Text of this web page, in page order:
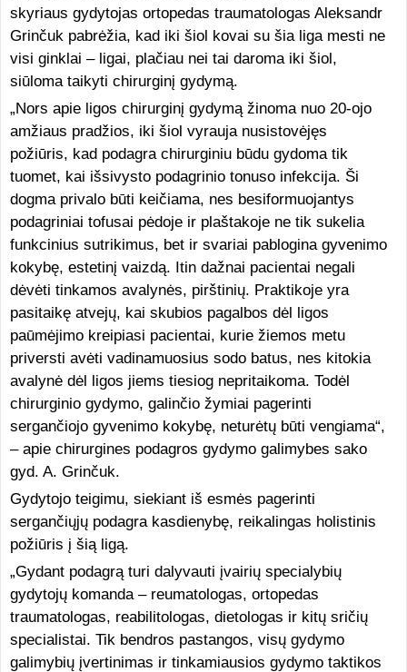
skyriaus gydytojas ortopedas traumatologas Aleksandr
Grinčuk pabrėžia, kad iki šiol kovai su šia liga mesti ne
visi ginklai – ligai, plačiau nei tai daroma iki šiol,
siūloma taikyti chirurginį gydymą.
„Nors apie ligos chirurginį gydymą žinoma nuo 20-ojo
amžiaus pradžios, iki šiol vyrauja nusistovėjęs
požiūris, kad podagra chirurginiu būdu gydoma tik
tuomet, kai išsivysto podagrinio tonuso infekcija. Ši
dogma privalo būti keičiama, nes besiformuojantys
podagriniai tofusai pėdoje ir plaštakoje ne tik sukelia
funkcinius sutrikimus, bet ir svariai pablogina gyvenimo
kokybę, estetinį vaizdą. Itin dažnai pacientai negali
dėvėti tinkamos avalynės, pirštinių. Praktikoje yra
pasitaikę atvejų, kai skubios pagalbos dėl ligos
paūmėjimo kreipiasi pacientai, kurie žiemos metu
priversti avėti vadinamuosius sodo batus, nes kitokia
avalynė dėl ligos jiems tiesiog nepritaikoma. Todėl
chirurginio gydymo, galinčio žymiai pagerinti
sergančiojo gyvenimo kokybę, neturėtų būti vengiama“,
– apie chirurgines podagros gydymo galimybes sako
gyd. A. Grinčuk.
Gydytojo teigimu, siekiant iš esmės pagerinti
sergančiųjų podagra kasdienybę, reikalingas holistinis
požiūris į šią ligą.
„Gydant podagrą turi dalyvauti įvairių specialybių
gydytojų komanda – reumatologas, ortopedas
traumatologas, reabilitologas, dietologas ir kitų sričių
specialistai. Tik bendros pastangos, visų gydymo
galimybių įvertinimas ir tinkamiausios gydymo taktikos